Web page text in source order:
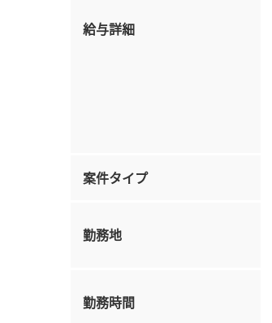
給与詳細
案件タイプ
勤務地
勤務時間